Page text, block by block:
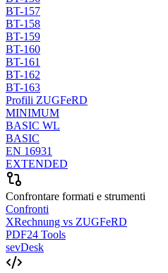
BT-157
BT-158
BT-159
BT-160
BT-161
BT-162
BT-163
Profili ZUGFeRD
MINIMUM
BASIC WL
BASIC
EN 16931
EXTENDED
Confrontare formati e strumenti
Confronti
XRechnung vs ZUGFeRD
PDF24 Tools
sevDesk